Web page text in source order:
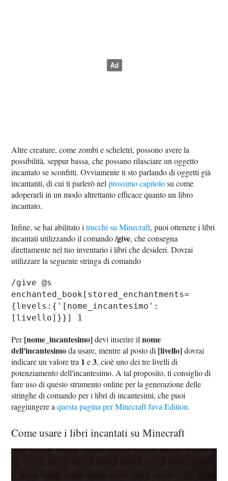
Altre creature, come zombi e scheletri, possono avere la
possibilità, seppur bassa, che possano rilasciare un oggetto
incantato se sconfitti. Ovviamente ti sto parlando di oggetti già
incantanti, di cui ti parlerò nelprossimo capitolosu come
adoperarli in un modo altrettanto efficace quanto un libro
incantato.
Infine, se hai abilitato itrucchi su Minecraft, puoi ottenere i libri
incantati utilizzando il comando/give, che consegna
direttamente nel tuo inventario i libri che desideri. Dovrai
utilizzare la seguente stringa di comando
/give @s
enchanted_book[stored_enchantments=
{levels:{'[nome_incantesimo':
[livello]}}] 1
Per[nome_incantesimo]devi inserire ilnome
dell'incantesimoda usare, mentre al posto di [livello]dovrai
indicare un valore tra 1 e3, cioè uno dei tre livelli di
potenziamento dell'incantesimo. A tal proposito, ti consiglio di
fare uso di questo strumento online per la generazione delle
stringhe di comando per i libri di incantesimi, che puoi
raggiungere aquesta pagina per Minecraft Java Edition.
Come usare i libri incantati su Minecraft